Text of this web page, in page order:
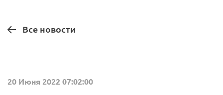
Все новости
20 Июня 2022 07:02:00